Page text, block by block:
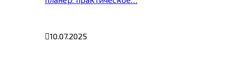
10.07.2025